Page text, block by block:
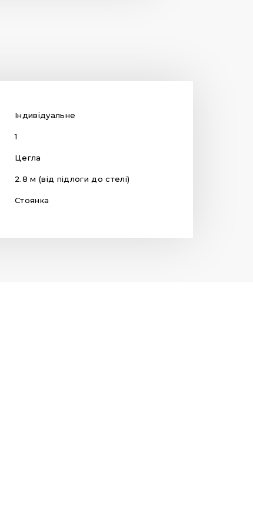
Індивідуальне
1
Цегла
2.8 м (від підлоги до стелі)
Стоянка